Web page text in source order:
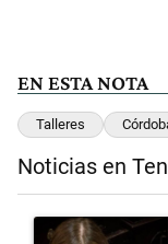
EN ESTA NOTA
Talleres
Noticias en
Un artículo de